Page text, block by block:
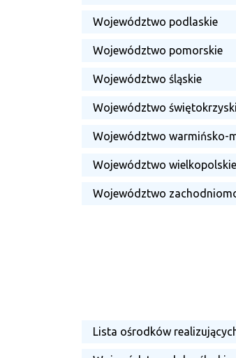
Województwo podlaskie
Województwo pomorskie
Województwo śląskie
Województwo
Województwo warmińsko-
Województwo wielkopolskie
Województwo
Lista ośrodków